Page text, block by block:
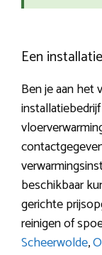
Een
Ben je aan het
beschikbaar
gerichte
reinigen of
Scheerwolde,